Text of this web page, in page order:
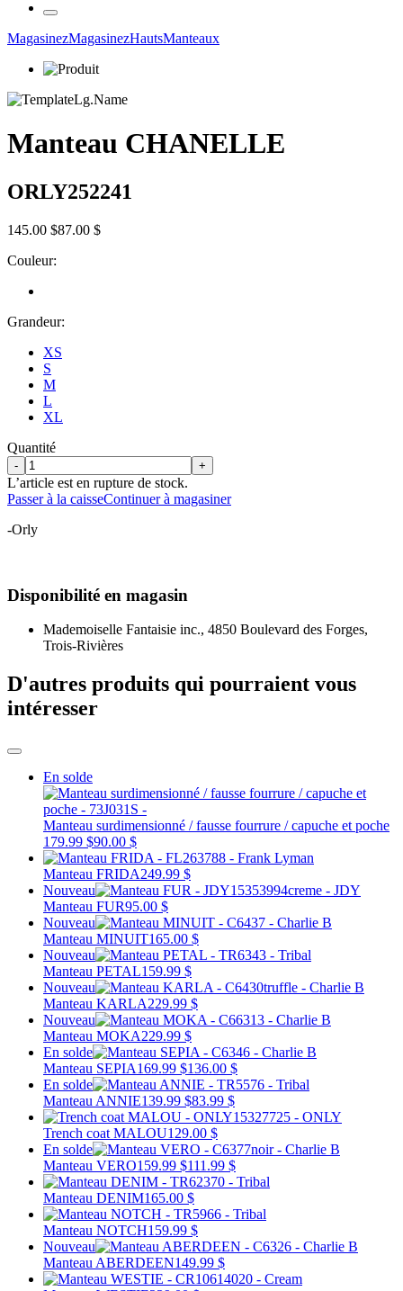
MagasinezMagasinezHautsManteaux
Manteau CHANELLE
ORLY252241
145.00 $87.00 $
Couleur:
Grandeur:
XS
S
M
L
XL
Quantité
- +
L’article est en rupture de stock.
Passer à la caisseContinuer à magasiner
-Orly
Disponibilité en magasin
Mademoiselle Fantaisie inc., 4850 Boulevard des Forges,
Trois-Rivières
D'autres produits qui pourraient vous
intéresser
En solde
Manteau surdimensionné / fausse fourrure / capuche et poche
179.99 $90.00 $
Manteau FRIDA249.99 $
Nouveau
Manteau FUR95.00 $
Nouveau
Manteau MINUIT165.00 $
Nouveau
Manteau PETAL159.99 $
Nouveau
Manteau KARLA229.99 $
Nouveau
Manteau MOKA229.99 $
En solde
Manteau SEPIA169.99 $136.00 $
En solde
Manteau ANNIE139.99 $83.99 $
Trench coat MALOU129.00 $
En solde
Manteau VERO159.99 $111.99 $
Manteau DENIM165.00 $
Manteau NOTCH159.99 $
Nouveau
Manteau ABERDEEN149.99 $